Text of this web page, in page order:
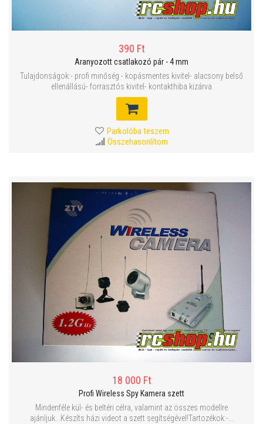
390 Ft
Aranyozott csatlakozó pár - 4 mm
Tulajdonságok:- profi minőség - kopásmentes kivitel- alacsony belső
ellenállású- forrasztós kivitel- kontakthiba kizárva
Parkolóba teszem
Összehasonlítom
18 000 Ft
Profi Wireless Spy Kamera szett
Mindenféle kül- és beltéri célra, valamint az összes modellre
ajánljuk...Készíts házi videot a szett segítségével!Tartozékok:-...